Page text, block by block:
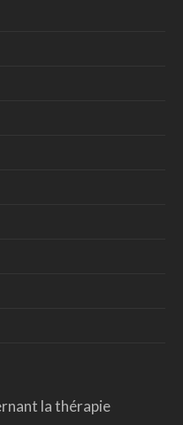
la thérapie